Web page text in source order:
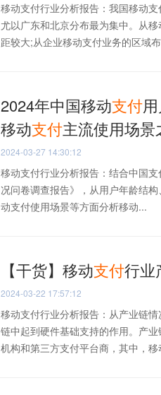
移动支付行业分析报告：我国移动
尤以广东和北京分布最为集中。从
距较大;从企业移动支付业务的区域
2024年中国移动支付
移动支付主流使用场
2024-03-27 14:30:12
移动支付行业分析报告：结合中国
况问卷调查报告》，从用户年龄结
动支付使用场景等方面分析移动...
【干货】移动支付行业
2024-03-22 17:57:12
移动支付行业分析报告：从产业链
链中起到硬件基础支持的作用。产
机构和第三方支付平台商，其中，